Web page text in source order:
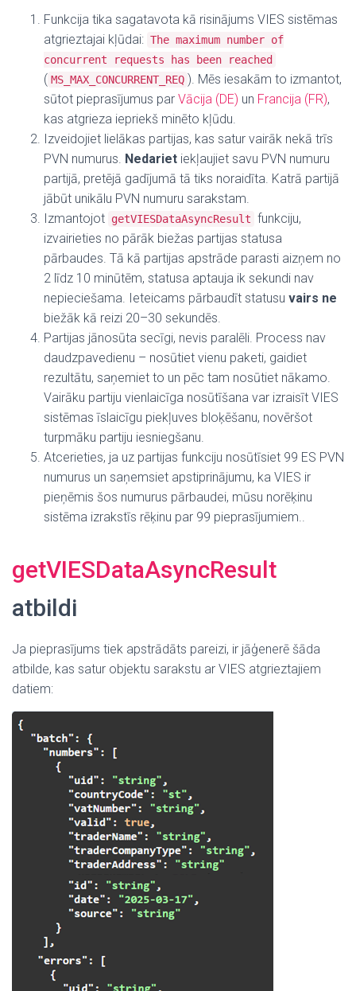
Funkcija tika sagatavota kā risinājums VIES sistēmas
atgrieztajai kļūdai: The maximum number of
concurrent requests has been reached
( MS_MAX_CONCURRENT_REQ ). Mēs iesakām to izmantot,
sūtot pieprasījumus par Vācija (DE) un Francija (FR),
kas atgrieza iepriekš minēto kļūdu.
Izveidojiet lielākas partijas, kas satur vairāk nekā trīs
PVN numurus. Nedariet iekļaujiet savu PVN numuru
partijā, pretējā gadījumā tā tiks noraidīta. Katrā partijā
jābūt unikālu PVN numuru sarakstam.
Izmantojot getVIESDataAsyncResult funkciju,
izvairieties no pārāk biežas partijas statusa
pārbaudes. Tā kā partijas apstrāde parasti aizņem no
2 līdz 10 minūtēm, statusa aptauja ik sekundi nav
nepieciešama. Ieteicams pārbaudīt statusu vairs ne
biežāk kā reizi 20–30 sekundēs.
Partijas jānosūta secīgi, nevis paralēli. Process nav
daudzpavedienu – nosūtiet vienu paketi, gaidiet
rezultātu, saņemiet to un pēc tam nosūtiet nākamo.
Vairāku partiju vienlaicīga nosūtīšana var izraisīt VIES
sistēmas īslaicīgu piekļuves bloķēšanu, novēršot
turpmāku partiju iesniegšanu.
Atcerieties, ja uz partijas funkciju nosūtīsiet 99 ES PVN
numurus un saņemsiet apstiprinājumu, ka VIES ir
pieņēmis šos numurus pārbaudei, mūsu norēķinu
sistēma izrakstīs rēķinu par 99 pieprasījumiem..
getVIESDataAsyncResult
atbildi
Ja pieprasījums tiek apstrādāts pareizi, ir jāģenerē šāda
atbilde, kas satur objektu sarakstu ar VIES atgrieztajiem
datiem: